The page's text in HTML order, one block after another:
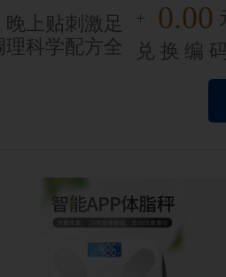
上贴刺激足
科学配方全
+ 0.00
兑换编